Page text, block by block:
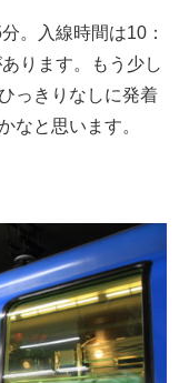
。入線時間は10：
ります。もう少し
っきりなしに発着
なと思います。